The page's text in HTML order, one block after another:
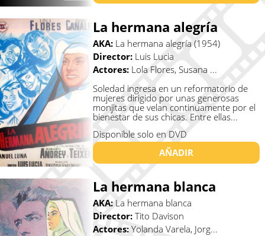
La hermana alegría
AKA: La hermana alegría (1954)
Director: Luis Lucia
Actores: Lola Flores, Susana ...
Soledad ingresa en un reformatorio de
mujeres dirigido por unas generosas
monjitas que velan continuamente por el
bienestar de sus chicas. Entre ellas...
Disponible solo en DVD
AÑADIR
La hermana blanca
AKA:La hermana blanca
Director: Tito Davison
Actores: Yolanda Varela, Jorg...